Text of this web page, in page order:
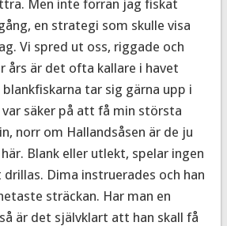
Men inte förrän jag fiskat
en strategi som skulle visa
Vi spred ut oss, riggade och
års är det ofta kallare i havet
tar sig gärna upp i
säker på att få min största
norr om Hallandsåsen är de ju
Blank eller utlekt, spelar ingen
Dima instruerades och han
sträckan. Har man en
är det självklart att han skall få